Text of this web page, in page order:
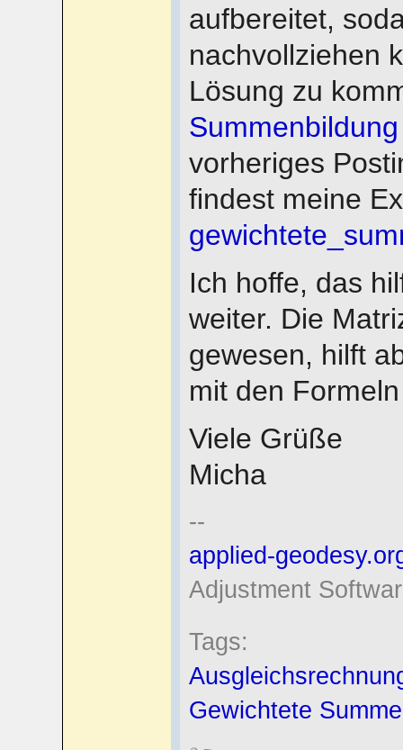
aufbereitet,
nachvollziehen
Lösung zu
Summenbildung
vorheriges
findest meine
Ich hoffe, das
weiter. Die
gewesen, hilft
mit den
Viele Grüße
Micha
--
applied-
Adjustment
Tags:
Gewichtete Summe